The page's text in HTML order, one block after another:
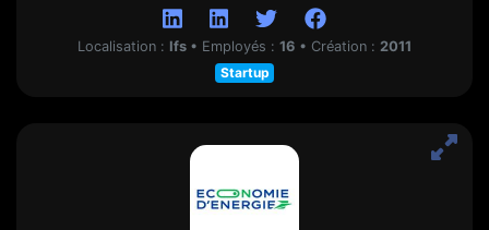
Localisation : Ifs • Employés : 16 • Création : 2011
Startup